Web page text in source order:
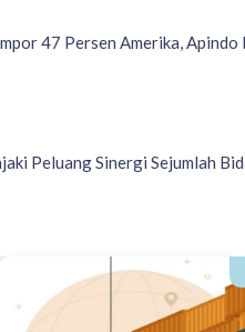
47 Persen Amerika,
Peluang Sinergi Sejumlah